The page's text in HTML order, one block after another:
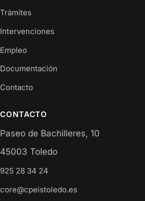
Trámites
Intervenciones
Empleo
Documentación
Contacto
CONTACTO
Paseo de Bachilleres, 10
45003 Toledo
925 28 34 24
core@cpeistoledo.es